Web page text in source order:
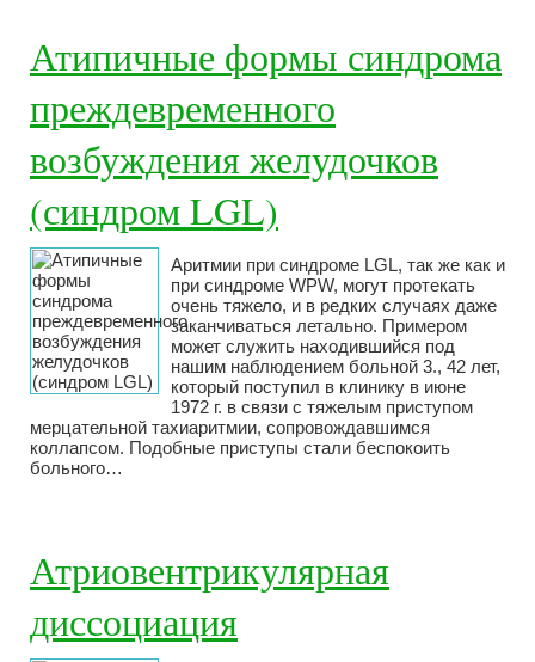
Атипичные формы синдрома
преждевременного
возбуждения желудочков
(синдром LGL)
Аритмии при синдроме LGL, так же как и
при синдроме WPW, могут протекать
очень тяжело, и в редких случаях даже
заканчиваться летально. Примером
может служить находившийся под
нашим наблюдением больной 3., 42 лет,
который поступил в клинику в июне
1972 г. в связи с тяжелым приступом
мерцательной тахиаритмии, сопровождавшимся
коллапсом. Подобные приступы стали беспокоить
больного…
Атриовентрикулярная
диссоциация